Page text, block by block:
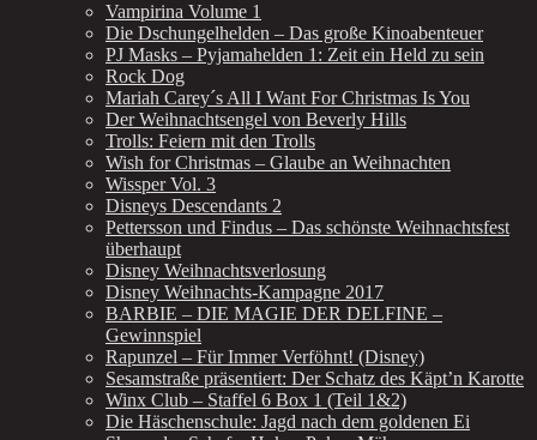
Vampirina Volume 1
Die Dschungelhelden – Das große Kinoabenteuer
PJ Masks – Pyjamahelden 1: Zeit ein Held zu sein
Rock Dog
Mariah Carey´s All I Want For Christmas Is You
Der Weihnachtsengel von Beverly Hills
Trolls: Feiern mit den Trolls
Wish for Christmas – Glaube an Weihnachten
Wissper Vol. 3
Disneys Descendants 2
Pettersson und Findus – Das schönste Weihnachtsfest
überhaupt
Disney Weihnachtsverlosung
Disney Weihnachts-Kampagne 2017
BARBIE – DIE MAGIE DER DELFINE –
Gewinnspiel
Rapunzel – Für Immer Verföhnt! (Disney)
Sesamstraße präsentiert: Der Schatz des Käpt’n Karotte
Winx Club – Staffel 6 Box 1 (Teil 1&2)
Die Häschenschule: Jagd nach dem goldenen Ei